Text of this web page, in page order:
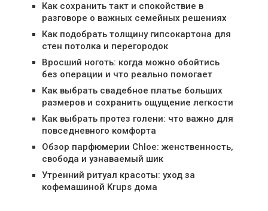
Как сохранить такт и спокойствие в
разговоре о важных семейных решениях
Как подобрать толщину гипсокартона для
стен потолка и перегородок
Вросший ноготь: когда можно обойтись
без операции и что реально помогает
Как выбрать свадебное платье больших
размеров и сохранить ощущение легкости
Как выбрать протез голени: что важно для
повседневного комфорта
Обзор парфюмерии Chloe: женственность,
свобода и узнаваемый шик
Утренний ритуал красоты: уход за
кофемашиной Krups дома